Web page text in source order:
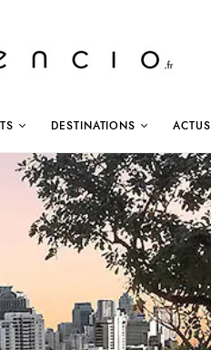
DESTINATIONS ACTUS